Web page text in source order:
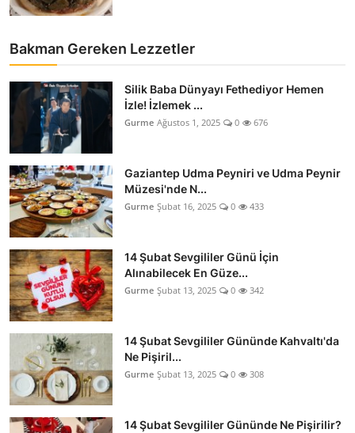
Bakman Gereken Lezzetler
Silik Baba Dünyayı Fethediyor Hemen
İzle! İzlemek ...
Gurme Ağustos 1, 2025 0 676
Gaziantep Udma Peyniri ve Udma Peynir
Müzesi'nde N...
Gurme Şubat 16, 2025 0 433
14 Şubat Sevgililer Günü İçin
Alınabilecek En Güze...
Gurme Şubat 13, 2025 0 342
14 Şubat Sevgililer Gününde Kahvaltı'da
Ne Pişiril...
Gurme Şubat 13, 2025 0 308
14 Şubat Sevgililer Gününde Ne Pişirilir?